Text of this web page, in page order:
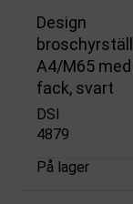
Design
broschyrställ
A4/M65
fack, svart
DSI
4879
På lager